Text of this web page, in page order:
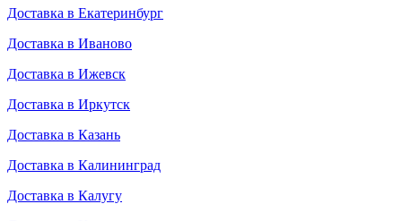
Доставка в Екатеринбург
Доставка в Иваново
Доставка в Ижевск
Доставка в Иркутск
Доставка в Казань
Доставка в Калининград
Доставка в Калугу